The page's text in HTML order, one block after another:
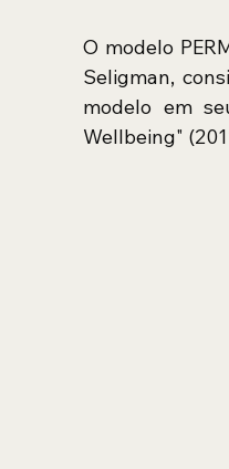
O modelo
Seligman,
modelo em
Wellbeing"